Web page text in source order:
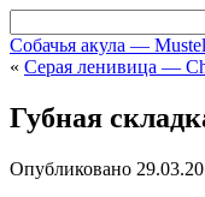
Собачья акула —
« Серая ленивица —
Губная
Опубликовано